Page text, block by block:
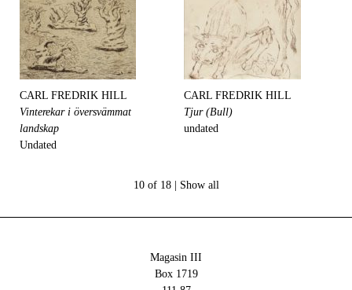
CARL FREDRIK HILL
Vinterekar i översvämmat
landskap
Undated
CARL FREDRIK HILL
Tjur (Bull)
undated
10 of 18 | Show all
Magasin III
Box 1719